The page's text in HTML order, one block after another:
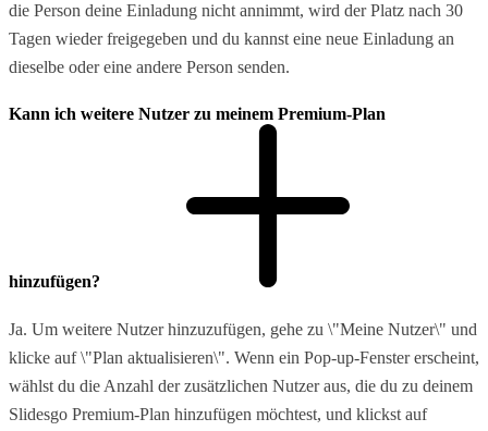
die Person deine Einladung nicht annimmt, wird der Platz nach 30
Tagen wieder freigegeben und du kannst eine neue Einladung an
dieselbe oder eine andere Person senden.
Kann ich weitere Nutzer zu meinem Premium-Plan
hinzufügen?
Ja. Um weitere Nutzer hinzuzufügen, gehe zu \"Meine Nutzer\" und
klicke auf \"Plan aktualisieren\". Wenn ein Pop-up-Fenster erscheint,
wählst du die Anzahl der zusätzlichen Nutzer aus, die du zu deinem
Slidesgo Premium-Plan hinzufügen möchtest, und klickst auf